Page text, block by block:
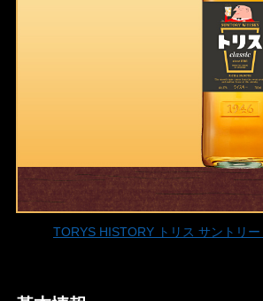
TORYS HISTORY トリス サントリ